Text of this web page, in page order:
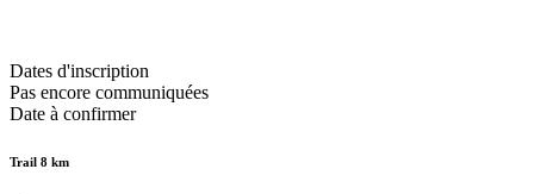
Dates d'inscription
Pas encore communiquées
Date à confirmer
Trail 8 km